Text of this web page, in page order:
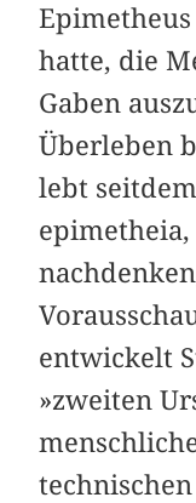
hatte, die
Gaben
Überleben
lebt
entwickelt
»zweiten